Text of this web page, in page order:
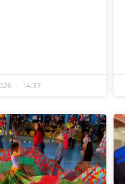
14:37